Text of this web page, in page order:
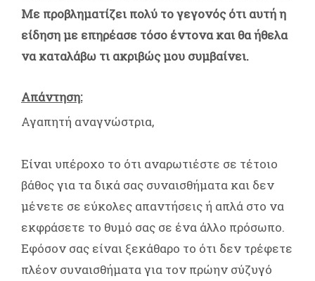
Με προβληματίζει πολύ το γεγονός ότι αυτή η
είδηση με επηρέασε τόσο έντονα και θα ήθελα
να καταλάβω τι ακριβώς μου συμβαίνει.
Απάντηση:
Αγαπητή αναγνώστρια,
Είναι υπέροχο το ότι αναρωτιέστε σε τέτοιο
βάθος για τα δικά σας συναισθήματα και δεν
μένετε σε εύκολες απαντήσεις ή απλά στο να
εκφράσετε το θυμό σας σε ένα άλλο πρόσωπο.
Εφόσον σας είναι ξεκάθαρο το ότι δεν τρέφετε
πλέον συναισθήματα για τον πρώην σύζυγό